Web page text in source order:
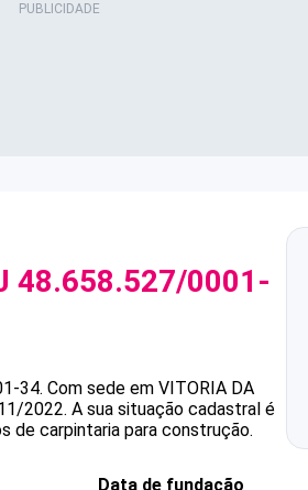
48.658.527/0001-
34. Com sede em VITORIA DA
2022. A sua situação cadastral é
de carpintaria para construção.
Data de fundação